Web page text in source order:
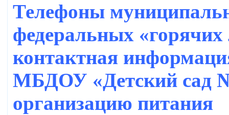
Телефоны
федеральных
контактная
МБДОУ «Детский сад
организацию питания